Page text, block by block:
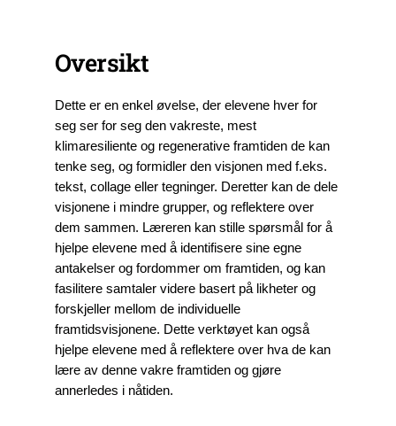
Oversikt
Dette er en enkel øvelse, der elevene hver for
seg ser for seg den vakreste, mest
klimaresiliente og regenerative framtiden de kan
tenke seg, og formidler den visjonen med f.eks.
tekst, collage eller tegninger. Deretter kan de dele
visjonene i mindre grupper, og reflektere over
dem sammen. Læreren kan stille spørsmål for å
hjelpe elevene med å identifisere sine egne
antakelser og fordommer om framtiden, og kan
fasilitere samtaler videre basert på likheter og
forskjeller mellom de individuelle
framtidsvisjonene. Dette verktøyet kan også
hjelpe elevene med å reflektere over hva de kan
lære av denne vakre framtiden og gjøre
annerledes i nåtiden.